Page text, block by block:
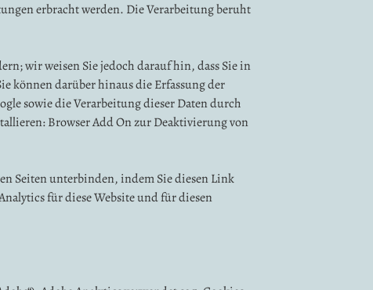
erbracht werden. Die Verarbeitung beruht
wir weisen Sie jedoch darauf hin, dass Sie in
können darüber hinaus die Erfassung der
sowie die Verarbeitung dieser Daten durch
Browser Add On zur Deaktivierung von
Seiten unterbinden, indem Sie diesen Link
für diese Website und für diesen